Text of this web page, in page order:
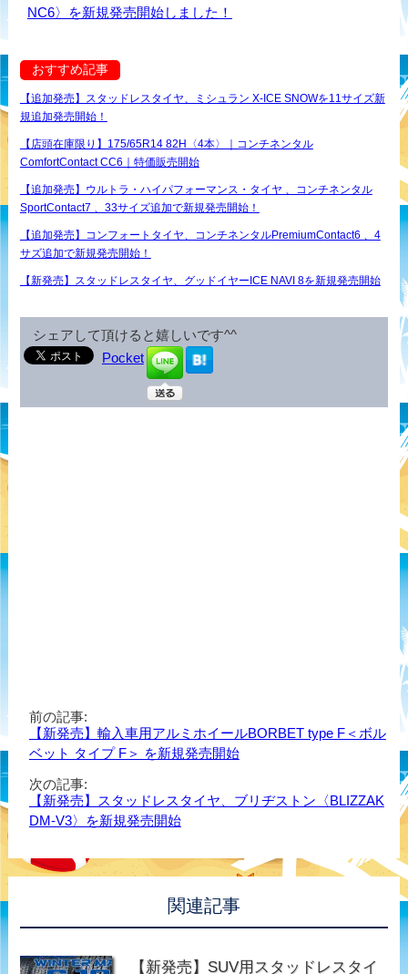
NC6〉を新規発売開始しました！
おすすめ記事
【追加発売】スタッドレスタイヤ、ミシュラン X-ICE SNOWを11サイズ新
規追加発売開始！
【店頭在庫限り】175/65R14 82H〈4本〉｜コンチネンタル
ComfortContact CC6｜特価販売開始
【追加発売】ウルトラ・ハイパフォーマンス・タイヤ 、コンチネンタル
SportContact7 、33サイズ追加で新規発売開始！
【追加発売】コンフォートタイヤ、コンチネンタルPremiumContact6 、4
サズ追加で新規発売開始！
【新発売】スタッドレスタイヤ、グッドイヤーICE NAVI 8を新規発売開始
シェアして頂けると嬉しいです^^
Pocket
前の記事:
【新発売】輸入車用アルミホイールBORBET type F＜ボル
ベット タイプ F＞ を新規発売開始
次の記事:
【新発売】スタッドレスタイヤ、ブリヂストン〈BLIZZAK
DM-V3〉を新規発売開始
関連記事
【新発売】SUV用スタッドレスタイ